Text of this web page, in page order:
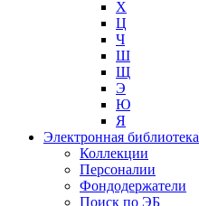
Х
Ц
Ч
Ш
Щ
Э
Ю
Я
Электронная библиотека
Коллекции
Персоналии
Фондодержатели
Поиск по ЭБ